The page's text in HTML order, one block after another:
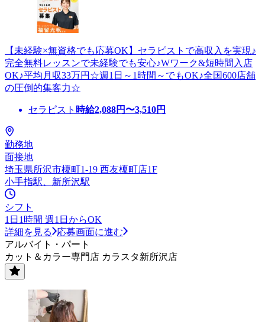
【未経験×無資格でも応募OK】セラピストで高収入を実現♪
完全無料レッスンで未経験でも安心♪Wワーク&短時間入店
OK♪平均月収33万円☆週1日～1時間～でもOK♪全国600店舗
の圧倒的集客力☆
セラピスト 時給2,088円〜3,510円
勤務地
面接地
埼玉県所沢市榎町1-19 西友榎町店1F
小手指駅、新所沢駅
シフト
1日1時間 週1日からOK
詳細を見る
応募画面に進む
アルバイト・パート
カット＆カラー専門店 カラスタ新所沢店